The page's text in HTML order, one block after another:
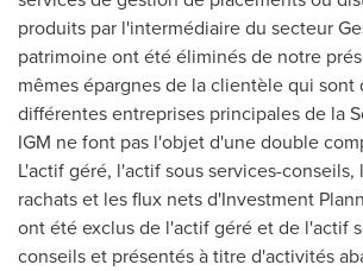
produits par l'intermédiaire du secteur
patrimoine ont été éliminés de notre
mêmes épargnes de la clientèle qui sont
différentes entreprises principales de la
IGM ne font pas l'objet d'une double
L'actif géré, l'actif sous services-conseils,
rachats et les flux nets d'Investment
ont été exclus de l'actif géré et de l'actif
conseils et présentés à titre d'activités